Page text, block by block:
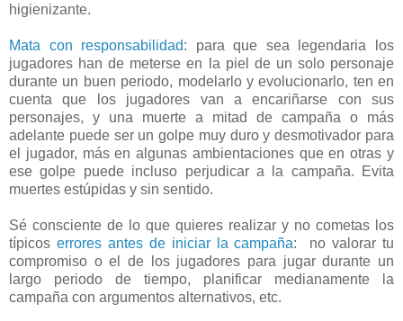
higienizante.
Mata con responsabilidad: para que sea legendaria los
jugadores han de meterse en la piel de un solo personaje
durante un buen periodo, modelarlo y evolucionarlo, ten en
cuenta que los jugadores van a encariñarse con sus
personajes, y una muerte a mitad de campaña o más
adelante puede ser un golpe muy duro y desmotivador para
el jugador, más en algunas ambientaciones que en otras y
ese golpe puede incluso perjudicar a la campaña. Evita
muertes estúpidas y sin sentido.
Sé consciente de lo que quieres realizar y no cometas los
típicos errores antes de iniciar la campaña: no valorar tu
compromiso o el de los jugadores para jugar durante un
largo periodo de tiempo, planificar medianamente la
campaña con argumentos alternativos, etc.